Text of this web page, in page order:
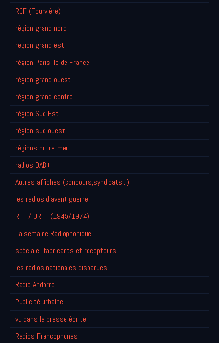
RCF (Fourvière)
région grand nord
région grand est
région Paris Ile de France
région grand ouest
région grand centre
région Sud Est
région sud ouest
régions outre-mer
radios DAB+
Autres affiches (concours,syndicats...)
les radios d'avant guerre
RTF / ORTF (1945/1974)
La semaine Radiophonique
spéciale "fabricants et récepteurs"
les radios nationales disparues
Radio Andorre
Publicité urbaine
vu dans la presse écrite
Radios Francophones